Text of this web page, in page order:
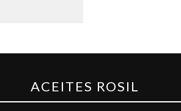
ACEITES ROSIL